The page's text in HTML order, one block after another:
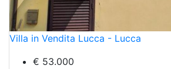
Villa in Vendita Lucca - Lucca
€ 53.000